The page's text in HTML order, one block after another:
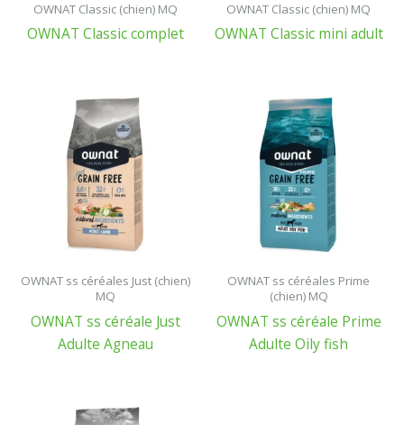
OWNAT Classic (chien) MQ
OWNAT Classic complet
OWNAT Classic (chien) MQ
OWNAT Classic mini adult
OWNAT ss céréales Just (chien)
MQ
OWNAT ss céréale Just
Adulte Agneau
OWNAT ss céréales Prime
(chien) MQ
OWNAT ss céréale Prime
Adulte Oily fish